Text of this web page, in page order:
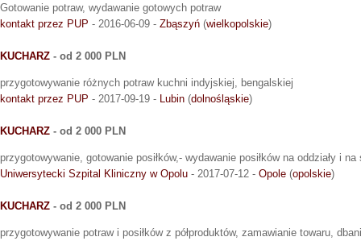
Gotowanie potraw, wydawanie gotowych potraw
kontakt przez PUP - 2016-06-09 - Zbąszyń (wielkopolskie)
KUCHARZ - od 2 000 PLN
przygotowywanie różnych potraw kuchni indyjskiej, bengalskiej
kontakt przez PUP - 2017-09-19 - Lubin (dolnośląskie)
KUCHARZ - od 2 000 PLN
przygotowywanie, gotowanie posiłków,- wydawanie posiłków na oddziały i na
Uniwersytecki Szpital Kliniczny w Opolu - 2017-07-12 - Opole (opolskie)
KUCHARZ - od 2 000 PLN
przygotowywanie potraw i posiłków z półproduktów, zamawianie towaru,